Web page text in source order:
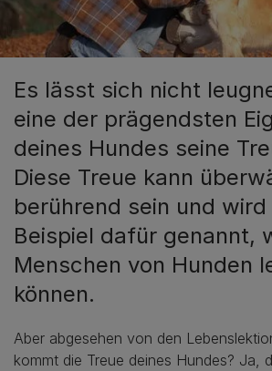
Es lässt sich nicht
eine der prägendsten
deines Hundes seine
Diese Treue kann
berührend sein und
Beispiel dafür genannt,
Menschen von Hunden
können.
Aber abgesehen von den
kommt die Treue deines Hundes? Ja,